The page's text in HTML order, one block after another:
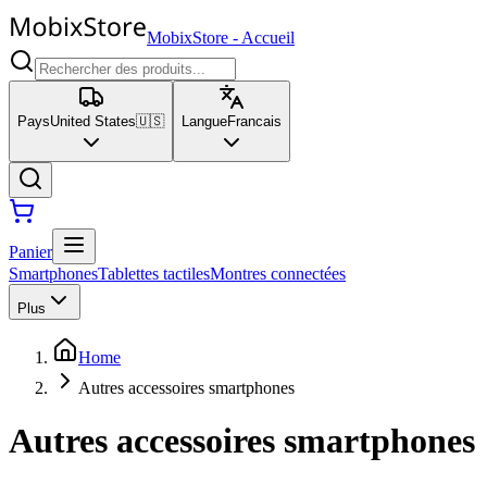
MobixStore - Accueil
PaysUnited States🇺🇸 LangueFrancais
Panier
SmartphonesTablettes tactilesMontres connectées
Plus
Home
Autres accessoires smartphones
Autres accessoires smartphones